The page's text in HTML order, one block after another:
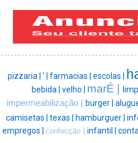
pizzaria | ' | farmacias | escolas |
bebida | velho | marÉ |
impermeabilização | burger |
camisetas | texas | hamburguer |
empregos | confecção | infantil |